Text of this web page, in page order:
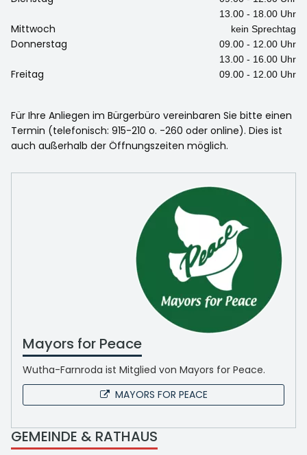
13.00 - 18.00 Uhr
Mittwoch kein Sprechtag
Donnerstag
09.00 - 12.00 Uhr
13.00 - 16.00 Uhr
Freitag 09.00 - 12.00 Uhr
Für Ihre Anliegen im Bürgerbüro vereinbaren Sie bitte einen
Termin (telefonisch: 915-210 o. -260 oder online). Dies ist
auch außerhalb der Öffnungszeiten möglich.
Mayors for Peace
Wutha-Farnroda ist Mitglied von Mayors for Peace.
MAYORS FOR PEACE
GEMEINDE & RATHAUS